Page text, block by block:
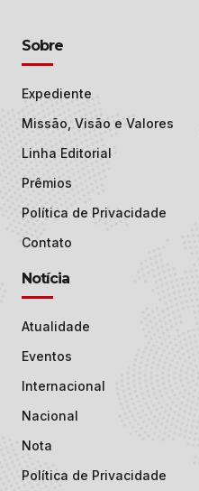
Sobre
Expediente
Missão, Visão e Valores
Linha Editorial
Prêmios
Política de Privacidade
Contato
Notícia
Atualidade
Eventos
Internacional
Nacional
Nota
Política de Privacidade